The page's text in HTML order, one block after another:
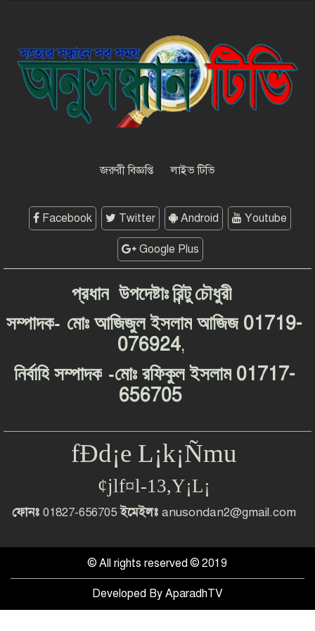
কুষ্টিয়ায় শিল্পপতি আলাউদ্দিন
আহমেদের জন্মদিনে ব্যতিক্রমী আত্মীয়
সম্মেলন
জরুরী বিজ্ঞপ্তি লাইভ টিভি
Facebook Twitter Android Youtube
Google Plus
প্রধান উপদেষ্টাঃরিন্টু চৌধুরী
সম্পাদক- মোঃ আজিজুল ইসলাম আজিজ 01719-
076924,
নির্বাহি সম্পাদক-মোঃ রফিকুল ইসলাম 01717-
656705
fÐd¡e L¡k¡Ñmu
¢jlf¤l-13,Y¡L¡
ফোনঃ 01827-656705ইমেইলঃ anusondan2@gmail.com
© All rights reserved © 2019
Developed By AparadhTV